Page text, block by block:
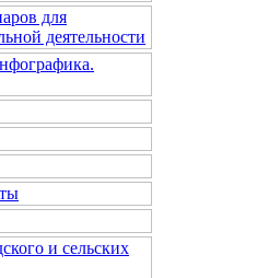
для
деятельности
и сельских